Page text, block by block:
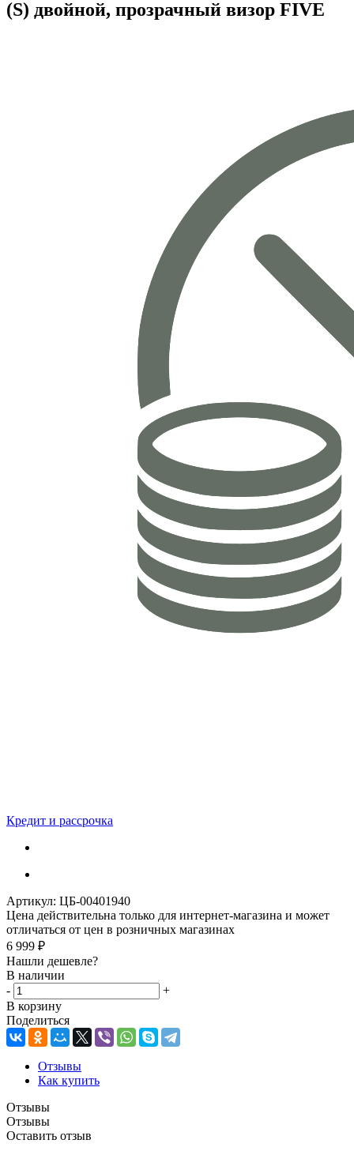
(S) двойной, прозрачный визор FIVE
Кредит и рассрочка
Артикул: ЦБ-00401940
Цена действительна только для интернет-магазина и может
отличаться от цен в розничных магазинах
6 999 ₽
Нашли дешевле?
В наличии
-
+
В корзину
Поделиться
Отзывы
Как купить
Отзывы
Отзывы
Оставить отзыв